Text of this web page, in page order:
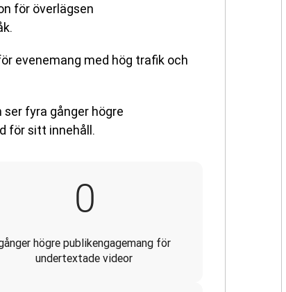
för överlägsen
evenemang med hög trafik och
fyra gånger högre
för sitt innehåll.
0
högre publikengagemang för
undertextade videor